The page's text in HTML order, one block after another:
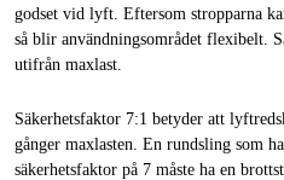
godset vid lyft. Eftersom stropparna
så blir användningsområdet flexibelt.
utifrån maxlast.
Säkerhetsfaktor 7:1 betyder att
gånger maxlasten. En rundsling som
säkerhetsfaktor på 7 måste ha en